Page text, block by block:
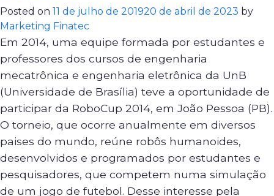
Posted on 11 de julho de 201920 de abril de 2023 by
Marketing Finatec
Em 2014, uma equipe formada por estudantes e
professores dos cursos de engenharia
mecatrônica e engenharia eletrônica da UnB
(Universidade de Brasília) teve a oportunidade de
participar da RoboCup 2014, em João Pessoa (PB).
O torneio, que ocorre anualmente em diversos
paises do mundo, reúne robôs humanoides,
desenvolvidos e programados por estudantes e
pesquisadores, que competem numa simulação
de um jogo de futebol. Desse interesse pela